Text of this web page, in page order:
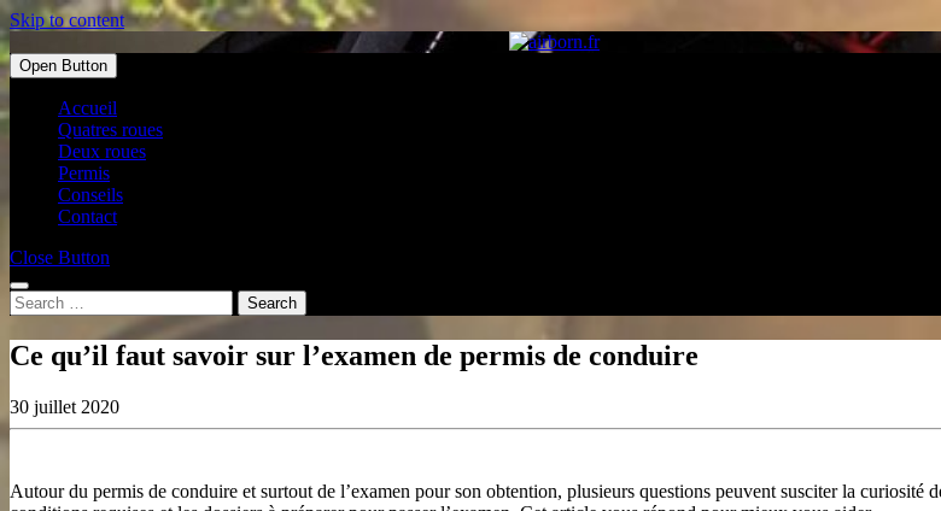
Skip to content
Open Button
Accueil
Quatres roues
Deux roues
Permis
Conseils
Contact
Close Button
Search
Ce qu’il faut savoir sur l’examen de permis de conduire
30 juillet 2020
Autour du permis de conduire et surtout de l’examen pour son obtention, plusieurs questions peuvent susciter la curiosité